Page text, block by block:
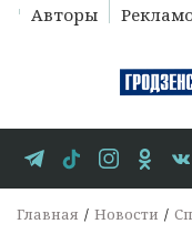
Авторы
Главная Новости